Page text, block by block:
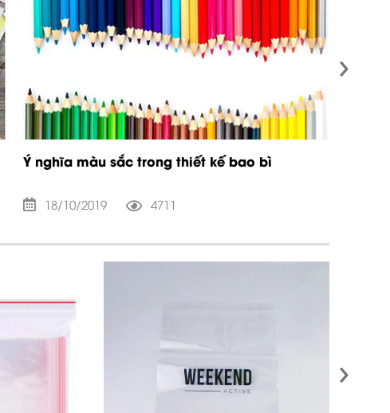
Ý nghĩa màu sắc trong thiết kế bao bì
18/10/2019 4711
›
›